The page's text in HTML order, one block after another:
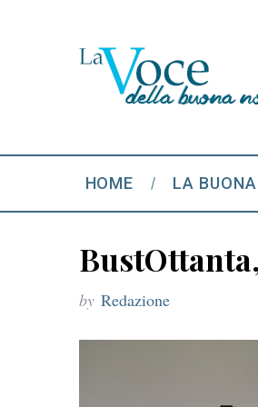
HOME LA
by Redazione